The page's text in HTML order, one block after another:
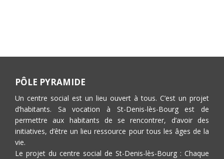
PÔLE PYRAMIDE
Un centre social est un lieu ouvert à tous. C’est un projet
d’habitants. Sa vocation à St-Denis-lès-Bourg est de
permettre aux habitants de se rencontrer, d’avoir des
initiatives, d’être un lieu ressource pour tous les âges de la
vie.
Le projet du centre social de St-Denis-lès-Bourg : Chaque